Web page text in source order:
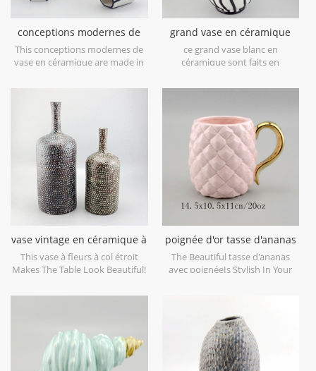
conceptions modernes de
vase en céramique blanc et
noir
This conceptions modernes de
vase en céramique are made in
decorative objects. Can be sold
individually.
grand vase en céramique
blanche avec des lignes de
peinture à la main noire
ce grand vase blanc en
céramique sont faits en
d'os, attrayant pour votre
mariage. peut être vendu
individuellement.
vase vintage en céramique à
col étroit
This vase à fleurs à col étroit
Makes The Table Look Beautiful!
poignée d'or tasse d'ananas
en céramique
The Beautiful tasse d'ananas
avec poignéeIs Stylish In Your